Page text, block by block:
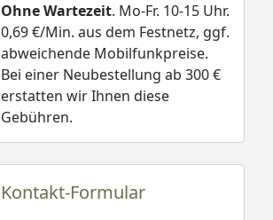
Ohne Wartezeit. Mo-Fr. 10-15 Uhr.
0,69 €/Min. aus dem Festnetz, ggf.
abweichende Mobilfunkpreise.
Bei einer Neubestellung ab 300 €
erstatten wir Ihnen diese
Gebühren.
Kontakt-Formular